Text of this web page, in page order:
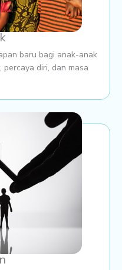
baru bagi anak-anak
diri, dan masa